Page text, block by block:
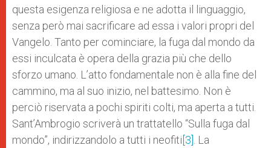
questa esigenza religiosa e ne adotta il linguaggio,
senza però mai sacrificare ad essa i valori propri del
Vangelo. Tanto per cominciare, la fuga dal mondo da
essi inculcata è opera della grazia più che dello
sforzo umano. L’atto fondamentale non è alla fine del
cammino, ma al suo inizio, nel battesimo. Non è
perciò riservata a pochi spiriti colti, ma aperta a tutti.
Sant’Ambrogio scriverà un trattatello “Sulla fuga dal
mondo”, indirizzandolo a tutti i neofiti [3]
. La